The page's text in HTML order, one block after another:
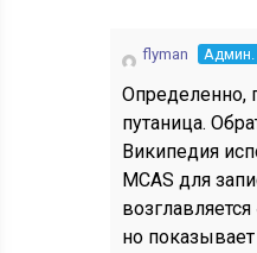
flyman Админ.
Определенно,
путаница.
Википедия
MCAS для
но